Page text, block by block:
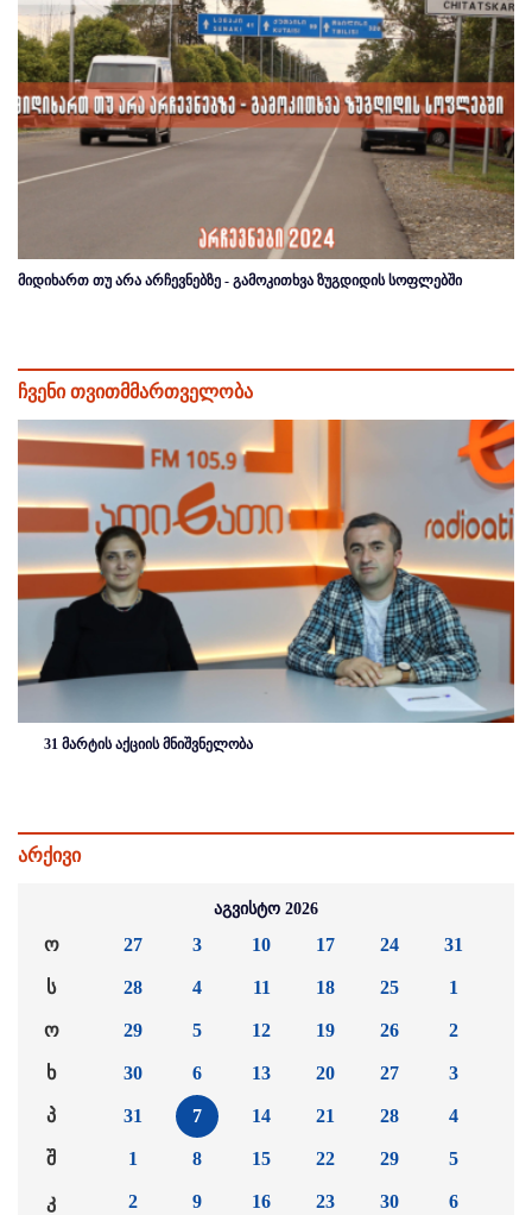
მიდიხართ თუ არა არჩევნებზე - გამოკითხვა ზუგდიდის სოფლებში
ჩვენი თვითმმართველობა
31 მარტის აქციის მნიშვნელობა
არქივი
აგვისტო 2026
ო
ს
ო
ხ
პ
შ
კ
27
28
29
30
31
1
2
3
4
5
6
7
8
9
10
11
12
13
14
15
16
17
18
19
20
21
22
23
24
25
26
27
28
29
30
31
1
2
3
4
5
6